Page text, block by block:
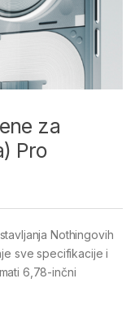
za
Pro
Nothingovih
sve specifikacije i
6,78-inčni